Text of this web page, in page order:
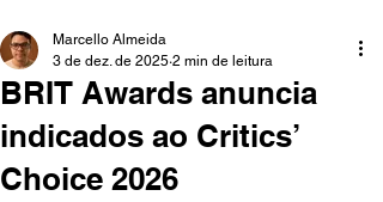
BRIT Awards anuncia
indicados ao Critics’
Choice 2026
Marcello Almeida
3 de dez. de 2025 2 min de leitura